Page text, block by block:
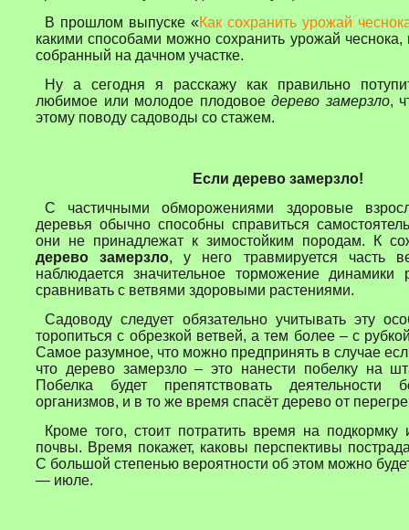
В прошлом выпуске «Как сохранить урожай
какими способами можно сохранить урожай
собранный на дачном участке.
Ну а сегодня я расскажу как правильно
любимое или молодое плодовое дерево замерзло,
этому поводу садоводы со стажем.
Если дерево замерзло!
С частичными обморожениями здоровые
деревья обычно способны справиться
они не принадлежат к зимостойким породам. К
дерево замерзло, у него травмируется часть
наблюдается значительное торможение динамики
сравнивать с ветвями здоровыми растениями.
Садоводу следует обязательно учитывать эту
торопиться с обрезкой ветвей, а тем более – с
Самое разумное, что можно предпринять в случае
что дерево замерзло–это нанести побелку на
Побелка будет препятствовать деятельности
организмов, и в то же время спасёт дерево от
Кроме того, стоит потратить время на подкормку
почвы. Время покажет, каковы перспективы
С большой степенью вероятности об этом можно
— июле.